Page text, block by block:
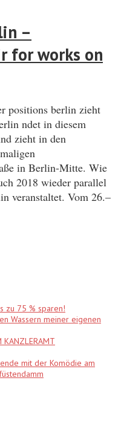
–
for works on
positions berlin zieht
ndet in diesem
zieht in den
in Berlin-Mitte. Wie
2018 wieder parallel
veranstaltet. Vom 26.–
zu 75 % sparen!
Wassern meiner eigenen
KANZLERAMT
mit der Komödie am